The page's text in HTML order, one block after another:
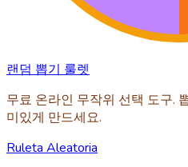
랜덤 뽑기 룰렛
무료 온라인 무작위 선택 도구.
미있게 만드세요.
Ruleta Aleatoria